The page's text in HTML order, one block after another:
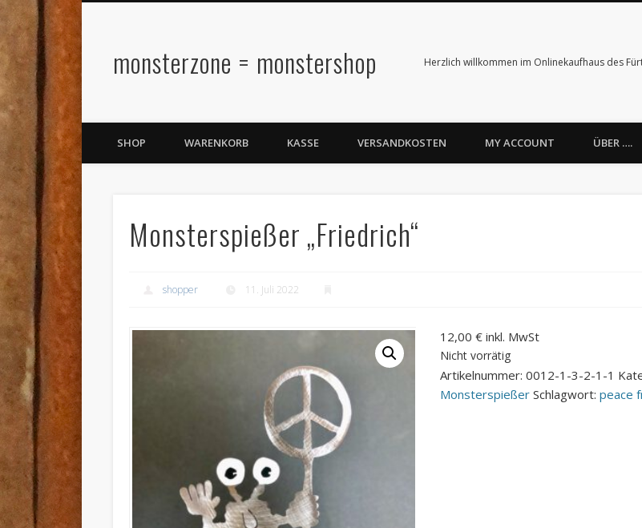
monsterzone = monstershop Herzlich willkommen im Onlinekaufhaus des
SHOP WARENKORB KASSE VERSANDKOSTEN MY ACCOUNT ÜBER ….
Monsterspießer „Friedrich“
shopper 11. Juli 2022
12,00 € inkl. MwSt
Nicht vorrätig
Artikelnummer: 0012-1-3-2-1-1
Monsterspießer Schlagwort: peace